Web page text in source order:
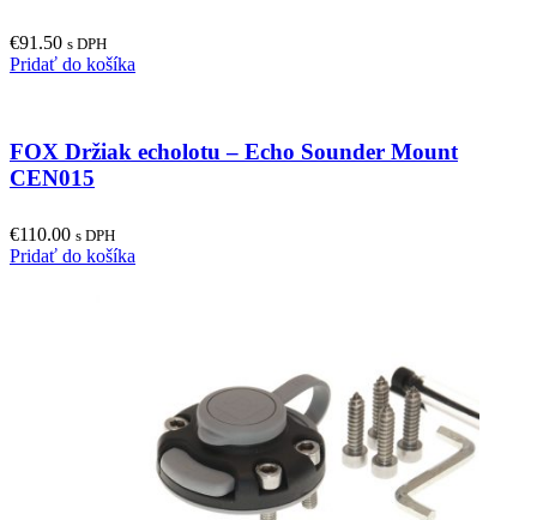
€91.50 s DPH
Pridať do košíka
FOX Držiak echolotu – Echo Sounder Mount
CEN015
€110.00 s DPH
Pridať do košíka